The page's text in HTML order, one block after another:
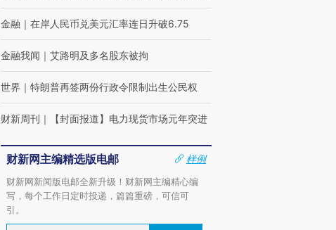
金融 ｜ 在岸人民币兑美元汇率连日升破6.75
金融我闻 ｜ 艾路明及多名股东被拘
世界 ｜ 特朗普再签两份行政令限制出生公民权
财新周刊 ｜ 【封面报道】电力现货市场元年突进
财新网主编精选版电邮
样例
财新网新闻版电邮全新升级！财新网主编精心编
写，每个工作日定时投递，篇篇重磅，可信可
引。